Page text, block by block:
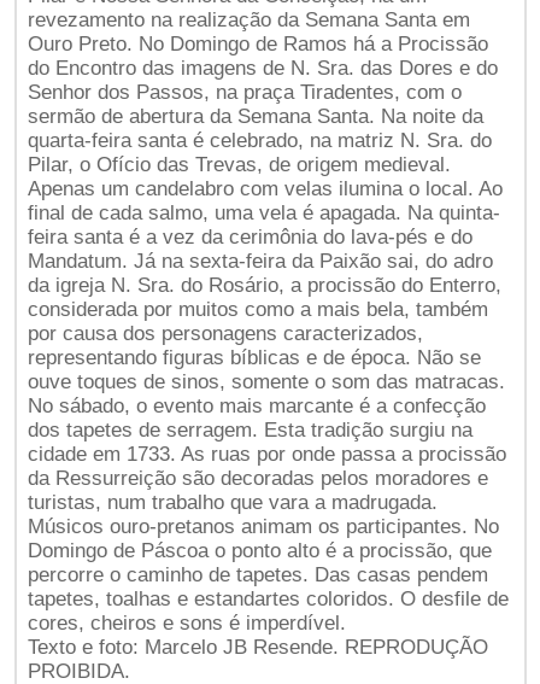
revezamento na realização da Semana Santa em
Ouro Preto. No Domingo de Ramos há a Procissão
do Encontro das imagens de N. Sra. das Dores e do
Senhor dos Passos, na praça Tiradentes, com o
sermão de abertura da Semana Santa. Na noite da
quarta-feira santa é celebrado, na matriz N. Sra. do
Pilar, o Ofício das Trevas, de origem medieval.
Apenas um candelabro com velas ilumina o local. Ao
final de cada salmo, uma vela é apagada. Na quinta-
feira santa é a vez da cerimônia do lava-pés e do
Mandatum. Já na sexta-feira da Paixão sai, do adro
da igreja N. Sra. do Rosário, a procissão do Enterro,
considerada por muitos como a mais bela, também
por causa dos personagens caracterizados,
representando figuras bíblicas e de época. Não se
ouve toques de sinos, somente o som das matracas.
No sábado, o evento mais marcante é a confecção
dos tapetes de serragem. Esta tradição surgiu na
cidade em 1733. As ruas por onde passa a procissão
da Ressurreição são decoradas pelos moradores e
turistas, num trabalho que vara a madrugada.
Músicos ouro-pretanos animam os participantes. No
Domingo de Páscoa o ponto alto é a procissão, que
percorre o caminho de tapetes. Das casas pendem
tapetes, toalhas e estandartes coloridos. O desfile de
cores, cheiros e sons é imperdível.
Texto e foto: Marcelo JB Resende. REPRODUÇÃO
PROIBIDA.